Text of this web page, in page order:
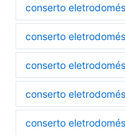
conserto
conserto
conserto
conserto
conserto